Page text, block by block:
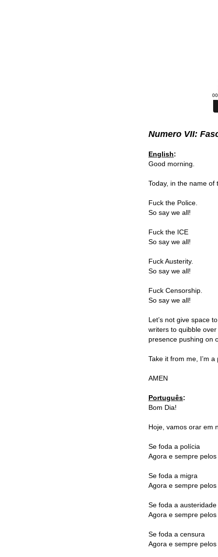
Numero VII:
English:
Good morning.
Today, in the name
Fuck the Police.
So say we all!
Fuck the ICE
So say we all!
Fuck Austerity.
So say we all!
Fuck Censorship.
So say we all!
Let’s not give space
writers to quibble
presence pushing on
Take it from me, I’m a
AMEN
Português:
Bom Dia!
Hoje, vamos orar em
Se foda a polícia
Agora e sempre
Se foda a migra
Agora e sempre
Se foda a austeridade
Agora e sempre
Se foda a censura
Agora e sempre